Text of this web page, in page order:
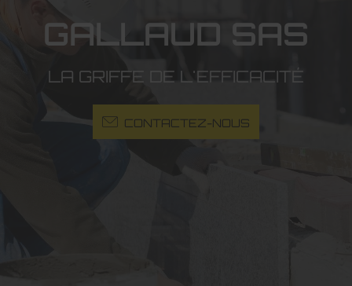
GALLAUD SAS
LA GRIFFE DE L'EFFICACITÉ
CONTACTEZ-NOUS